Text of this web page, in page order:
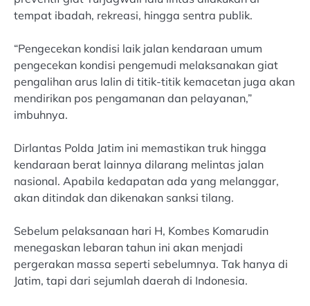
tempat ibadah, rekreasi, hingga sentra publik.
“Pengecekan kondisi laik jalan kendaraan umum
pengecekan kondisi pengemudi melaksanakan giat
pengalihan arus lalin di titik-titik kemacetan juga akan
mendirikan pos pengamanan dan pelayanan,”
imbuhnya.
Dirlantas Polda Jatim ini memastikan truk hingga
kendaraan berat lainnya dilarang melintas jalan
nasional. Apabila kedapatan ada yang melanggar,
akan ditindak dan dikenakan sanksi tilang.
Sebelum pelaksanaan hari H, Kombes Komarudin
menegaskan lebaran tahun ini akan menjadi
pergerakan massa seperti sebelumnya. Tak hanya di
Jatim, tapi dari sejumlah daerah di Indonesia.